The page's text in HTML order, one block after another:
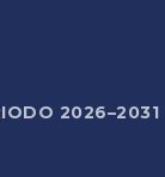
2026–2031